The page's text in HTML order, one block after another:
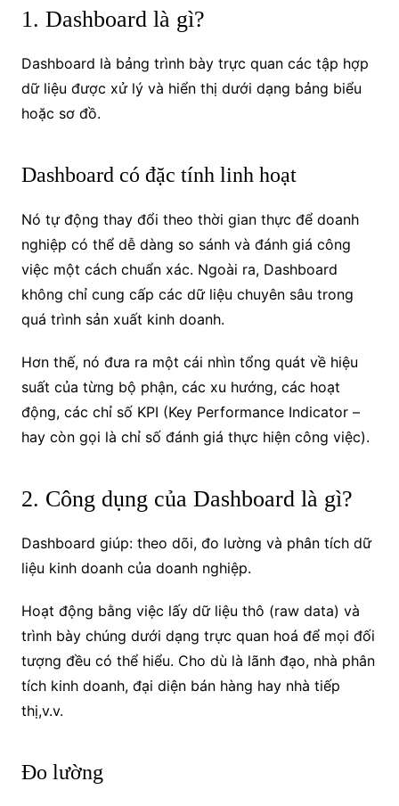
1. Dashboard là gì?
Dashboard là bảng trình bày trực quan các tập hợp
dữ liệu được xử lý và hiển thị dưới dạng bảng biểu
hoặc sơ đồ.
Dashboard có đặc tính linh hoạt
Nó tự động thay đổi theo thời gian thực để doanh
nghiệp có thể dễ dàng so sánh và đánh giá công
việc một cách chuẩn xác. Ngoài ra, Dashboard
không chỉ cung cấp các dữ liệu chuyên sâu trong
quá trình sản xuất kinh doanh.
Hơn thế, nó đưa ra một cái nhìn tổng quát về hiệu
suất của từng bộ phận, các xu hướng, các hoạt
động, các chỉ số KPI (Key Performance Indicator –
hay còn gọi là chỉ số đánh giá thực hiện công việc).
2. Công dụng của Dashboard là gì?
Dashboard giúp: theo dõi, đo lường và phân tích dữ
liệu kinh doanh của doanh nghiệp.
Hoạt động bằng việc lấy dữ liệu thô (raw data) và
trình bày chúng dưới dạng trực quan hoá để mọi đối
tượng đều có thể hiểu. Cho dù là lãnh đạo, nhà phân
tích kinh doanh, đại diện bán hàng hay nhà tiếp
thị,v.v.
Đo lường